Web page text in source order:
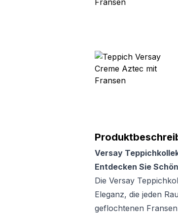
Versay
Entdecken Sie
Die Versay
Eleganz, die jeden
geflochtenen